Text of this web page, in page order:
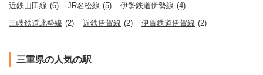
近鉄山田線 (6) JR名松線 (5) 伊勢鉄道伊勢線 (4)
三岐鉄道北勢線 (2) 近鉄伊賀線 (2) 伊賀鉄道伊賀線 (2)
三重県の人気の駅